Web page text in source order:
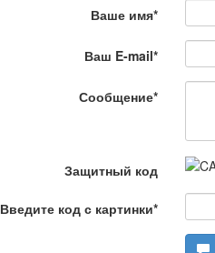
Камертон
Актуальный
Кто поможет
Ваше имя*
Ваш E-mail*
Сообщение*
Защитный код
Введите код с картинки*